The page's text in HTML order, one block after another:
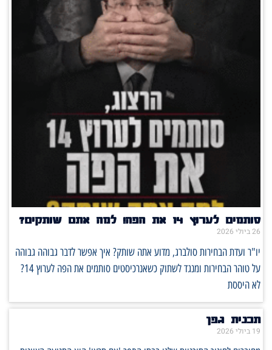
סותמים לערוץ 14 את הפה! למה אתם שותקים?
26 ביולי 2026
יו"ר ועדת הבחירות סולברג, מדוע אתה שותק? איך אפשר לדבר גבוהה גבוהה
על טוהר הבחירות ומנגד לשתוק כשאנרכיסטים סותמים את הפה לערוץ 14?
לא היססת
תכנית גפן
19 ביולי 2026